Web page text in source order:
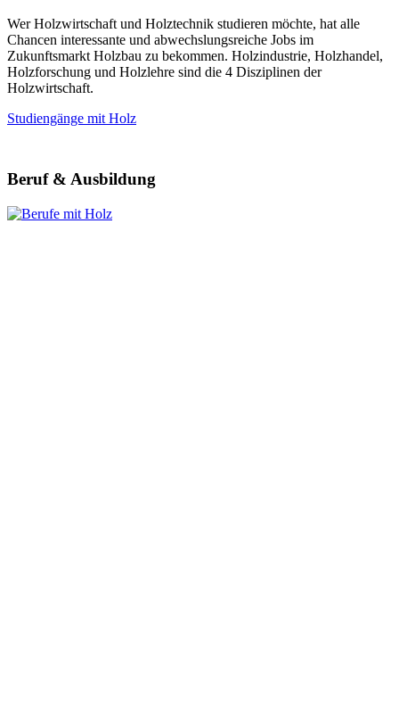
Wer Holzwirtschaft und Holztechnik studieren möchte, hat alle
Chancen interessante und abwechslungsreiche Jobs im
Zukunftsmarkt Holzbau zu bekommen. Holzindustrie, Holzhandel,
Holzforschung und Holzlehre sind die 4 Disziplinen der
Holzwirtschaft.
Studiengänge mit Holz
Beruf & Ausbildung